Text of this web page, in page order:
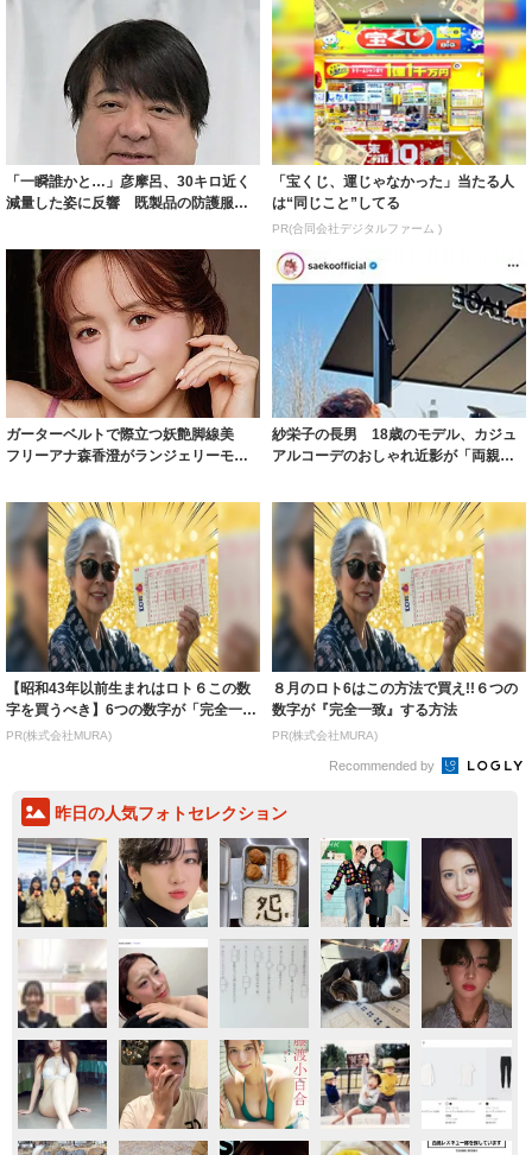
「一瞬誰かと…」彦摩呂、30キロ近く
減量した姿に反響 既製品の防護服が
「宝くじ、運じゃなかった」当たる人
は“同じこと”してる
PR(合同会社デジタルファーム )
ガーターベルトで際立つ妖艶脚線美
フリーアナ森香澄がランジェリーモデ
紗栄子の長男 18歳のモデル、カジュ
アルコーデのおしゃれ近影が「両親の
【昭和43年以前生まれはロト６この数
字を買うべき】6つの数字が「完全一
致」する方...
PR(株式会社MURA)
８月のロト6はこの方法で買え!!６つの
数字が『完全一致』する方法
PR(株式会社MURA)
Recommended by
昨日の人気フォトセレクション